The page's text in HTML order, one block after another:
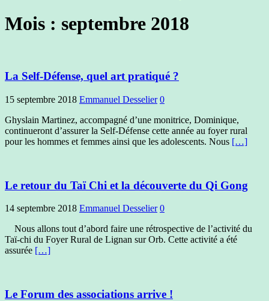
Mois : septembre 2018
La Self-Défense, quel art pratiqué ?
15 septembre 2018 Emmanuel Desselier 0
Ghyslain Martinez, accompagné d’une monitrice, Dominique,
continueront d’assurer la Self-Défense cette année au foyer rural
pour les hommes et femmes ainsi que les adolescents. Nous […]
Le retour du Taï Chi et la découverte du Qi Gong
14 septembre 2018 Emmanuel Desselier 0
Nous allons tout d’abord faire une rétrospective de l’activité du
Taï-chi du Foyer Rural de Lignan sur Orb. Cette activité a été
assurée […]
Le Forum des associations arrive !